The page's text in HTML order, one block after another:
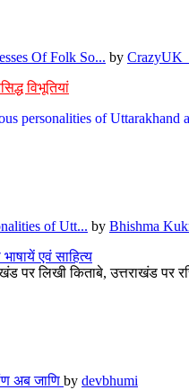
Of Folk So... by
विभूतियां
personalities of Uttarakhand
of Utt... by Bhishma
एवं साहित्य
पर लिखी किताबे, उत्तराखंड पर
अब जाणि by devbhumi